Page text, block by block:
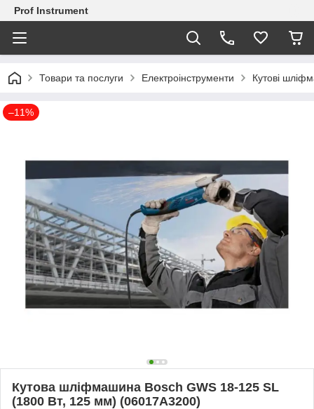
Prof Instrument
Товари та послуги Електроінструменти Кутові
–11%
Кутова шліфмашина Bosch GWS 18-125 SL
(1800 Вт, 125 мм) (06017A3200)